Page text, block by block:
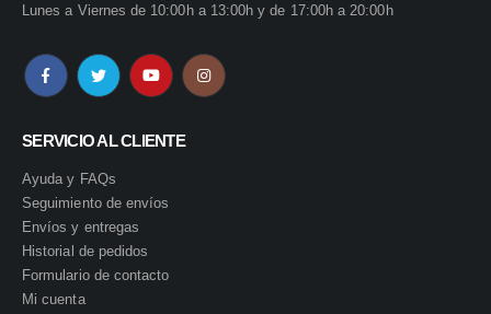
Lunes a Viernes de 10:00h a 13:00h y de 17:00h a 20:00h
SERVICIO AL CLIENTE
Ayuda y FAQs
Seguimiento de envíos
Envíos y entregas
Historial de pedidos
Formulario de contacto
Mi cuenta